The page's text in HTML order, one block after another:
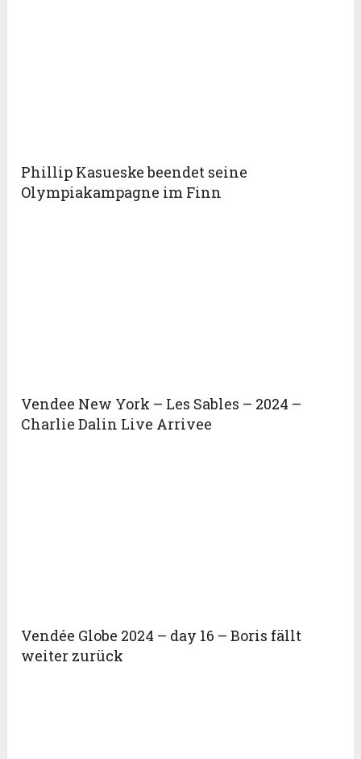
Phillip Kasueske beendet seine
Olympiakampagne im Finn
Vendee New York – Les Sables – 2024 –
Charlie Dalin Live Arrivee
Vendée Globe 2024 – day 16 – Boris fällt
weiter zurück